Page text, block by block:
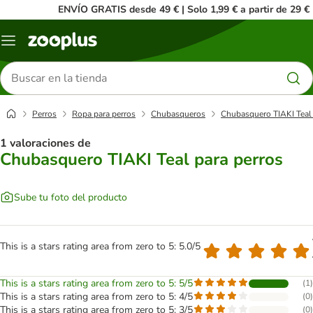
ENVÍO GRATIS desde 49 € | Solo 1,99 € a partir de 29 €
Menú
Buscar
productos
Perros Ropa para perros Chubasqueros Chubasquero TIAKI
1 valoraciones de
Chubasquero TIAKI Teal para perros
Sube tu foto del producto
This is a stars rating area from zero to 5: 5.0/5
This is a stars rating area from zero to 5: 5/5 (1)
This is a stars rating area from zero to 5: 4/5 (0)
This is a stars rating area from zero to 5: 3/5 (0)